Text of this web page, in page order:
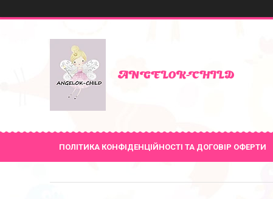
ANGELOK-CHILD
ПОЛІТИКА КОНФІДЕНЦІЙНОСТІ ТА ДОГОВІР ОФЕРТИ